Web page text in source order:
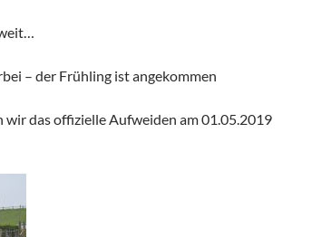
– der Frühling ist angekommen
wir das offizielle Aufweiden am 01.05.2019